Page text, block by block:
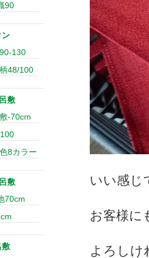
いい感じ
お客様に
よろしけ
90
ン
130
48/100
敷
-70cm
8カラー
敷
70cm
敷